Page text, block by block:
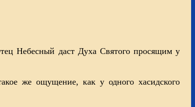
Небесный даст Духа Святого просящим у
же ощущение, как у одного хасидского